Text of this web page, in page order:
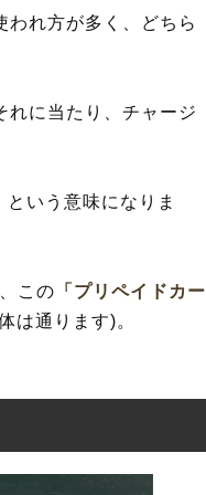
われ方が多く、どちら
れに当たり、チャージ
という意味になりま
この 「プリペイドカー
は通ります)。